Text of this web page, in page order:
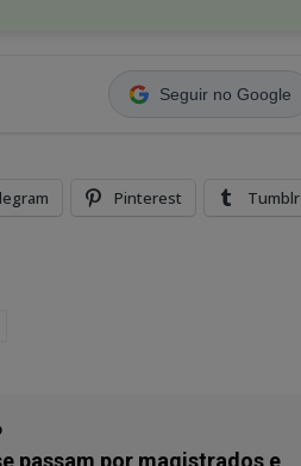
Seguir no Google
Pinterest Tumblr
passam por magistrados e